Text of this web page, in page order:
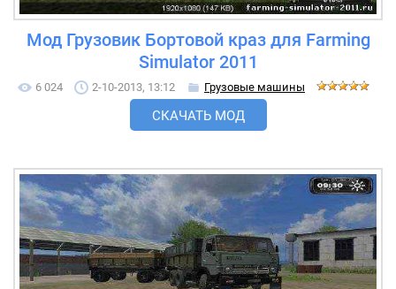
Мод Грузовик Бортовой краз для Farming
Simulator 2011
6 024 2-10-2013, 13:12 Грузовые машины
СКАЧАТЬ МОД